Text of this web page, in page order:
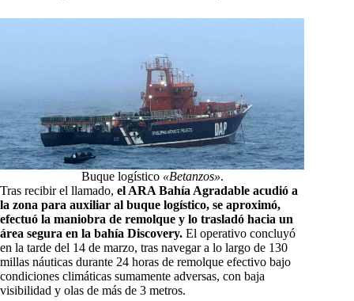
Buque logístico «Betanzos».
Tras recibir el llamado, el ARA Bahía Agradable acudió a
la zona para auxiliar al buque logístico, se aproximó,
efectuó la maniobra de remolque y lo trasladó hacia un
área segura en la bahía Discovery. El operativo concluyó
en la tarde del 14 de marzo, tras navegar a lo largo de 130
millas náuticas durante 24 horas de remolque efectivo bajo
condiciones climáticas sumamente adversas, con baja
visibilidad y olas de más de 3 metros.